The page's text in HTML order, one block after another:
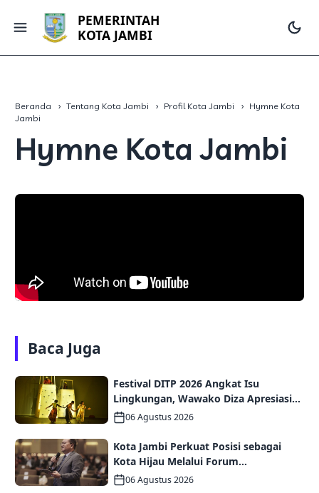
PEMERINTAH
KOTA JAMBI
Beranda Tentang Kota Jambi Profil Kota Jambi
Hymne Kota
Jambi
Hymne Kota Jambi
Baca Juga
Festival DITP 2026 Angkat Isu
Lingkungan, Wawako Diza Apresiasi
Karya Seniman Jambi
06 Agustus 2026
Kota Jambi Perkuat Posisi sebagai
Kota Hijau Melalui Forum
Internasional IMT-GT GCMC 2026
06 Agustus 2026